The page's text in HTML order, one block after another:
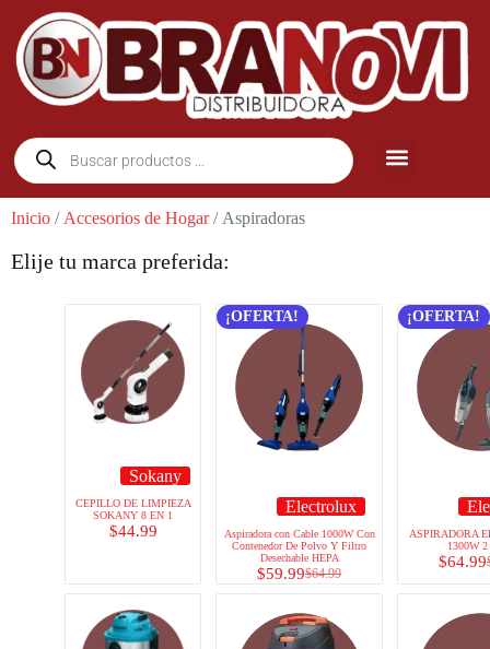
Inicio / Accesorios de Hogar/ Aspiradoras
Elije tu marca preferida:
Sokany
CEPILLO DE LIMPIEZA
SOKANY 8 EN 1
$44.99
¡OFERTA!
Electrolux
Aspiradora con Cable 1000W Con
Contenedor De Polvo Y Filtro
Desechable HEPA
$64.99
$59.99
¡OFERTA!
ASPIRADORA
1300W
$64.99